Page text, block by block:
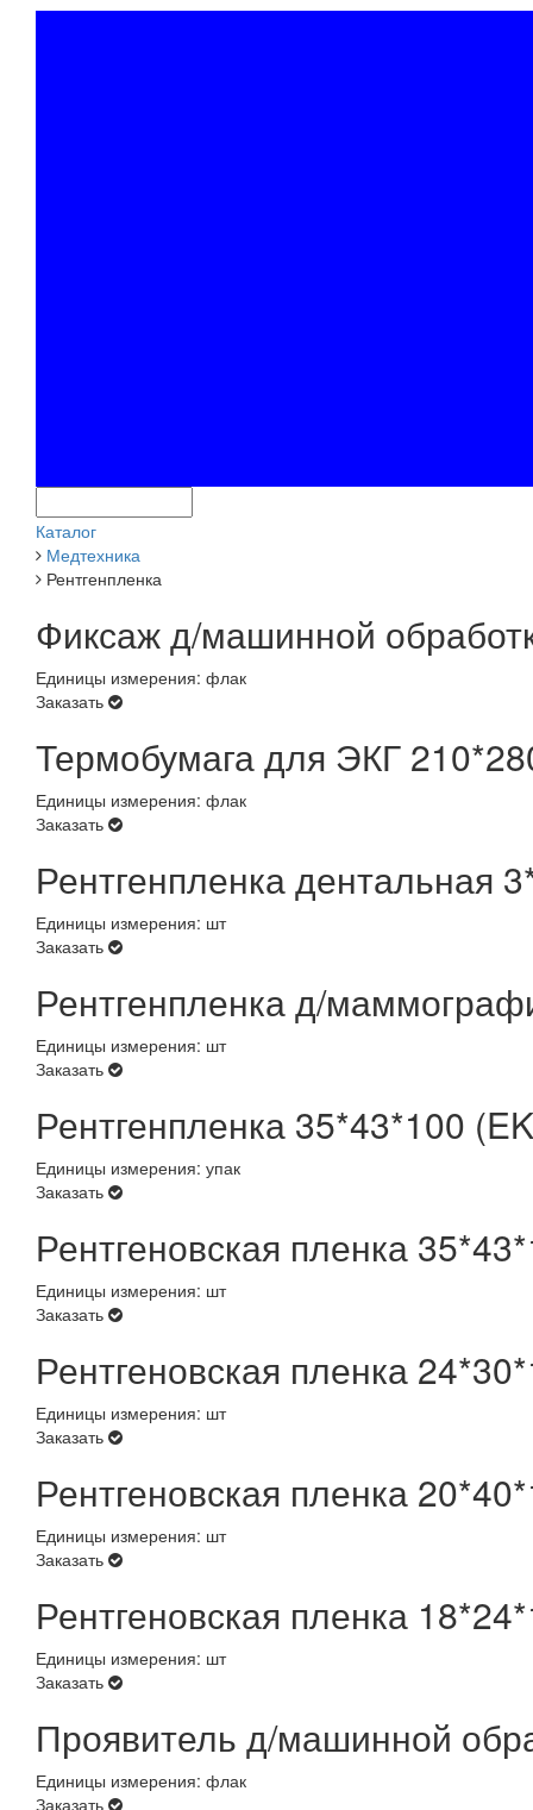
Каталог
Медтехника
Рентгенпленка
Фиксаж д/машинной
Единицы измерения: флак
Заказать
Термобумага для ЭКГ
Единицы измерения: флак
Заказать
Рентгенпленка дентальная
Единицы измерения: шт
Заказать
Рентгенпленка д/
Единицы измерения: шт
Заказать
Рентгенпленка 35*43*100
Единицы измерения: упак
Заказать
Рентгеновская пленка
Единицы измерения: шт
Заказать
Рентгеновская пленка
Единицы измерения: шт
Заказать
Рентгеновская пленка
Единицы измерения: шт
Заказать
Рентгеновская пленка
Единицы измерения: шт
Заказать
Проявитель д/машинной
Единицы измерения: флак
Заказать